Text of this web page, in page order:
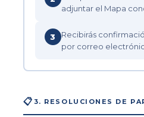
adjuntar el Mapa
3
Recibirás
por correo
📋 3. RESOLUCIONES DE